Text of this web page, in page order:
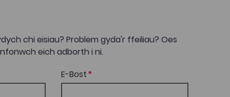
chi eisiau? Problem gyda'r ffeiliau? Oes
eich adborth i ni.
E-Bost